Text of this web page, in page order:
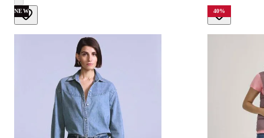
NEW 40%